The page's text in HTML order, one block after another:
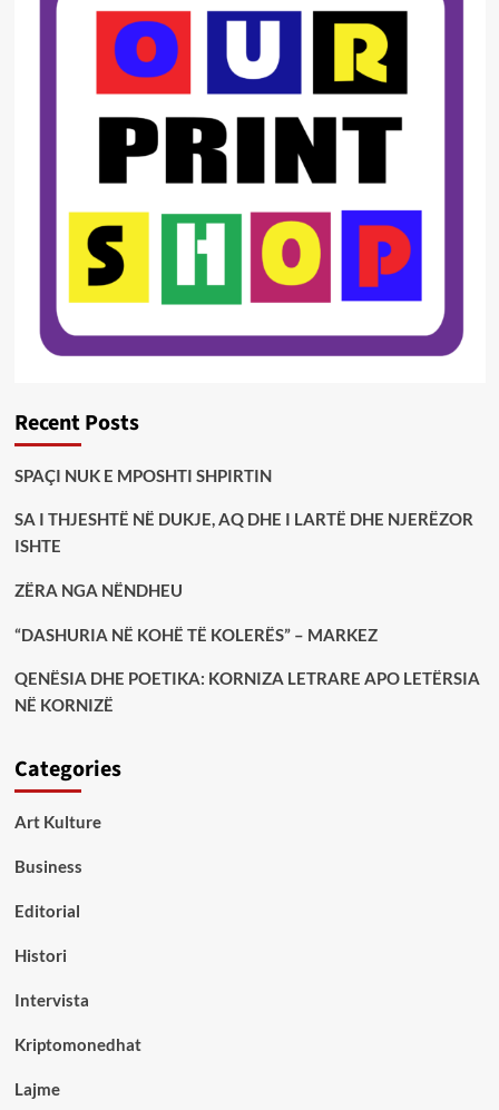
Recent Posts
SPAÇI NUK E MPOSHTI SHPIRTIN
SA I THJESHTË NË DUKJE, AQ DHE I LARTË DHE NJERËZOR
ISHTE
ZËRA NGA NËNDHEU
“DASHURIA NË KOHË TË KOLERËS” – MARKEZ
QENËSIA DHE POETIKA: KORNIZA LETRARE APO LETËRSIA
NË KORNIZË
Categories
Art Kulture
Business
Editorial
Histori
Intervista
Kriptomonedhat
Lajme